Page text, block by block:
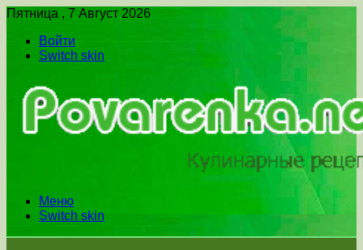
Пятница , 7 Август 2026
Войти
Switch skin
Меню
Switch skin